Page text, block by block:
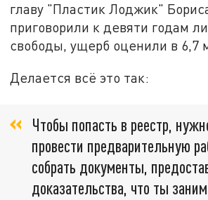
главу "Пластик Лоджик"
приговорили к девяти годам
свободы, ущерб оценили в 6,7
Делается всё это так:
Чтобы попасть в реестр,
провести предварительную
собрать документы,
доказательства, что ты